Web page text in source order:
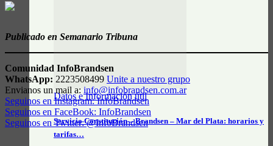
Datos e Información útil
Servicio Constitución – Brandsen – Mar del Plata: horarios y
tarifas…
Publicado en Semanario Tribuna
Comunidad InfoBrandsen
WhatsApp: 2223508499 Unite a nuestro grupo
Envianos un mail a: info@infobrandsen.com.ar
Seguinos en Instagram: InfoBrandsen
Seguinos en FaceBook: InfoBrandsen
Seguinos en Twitter: @InfoBrandsen